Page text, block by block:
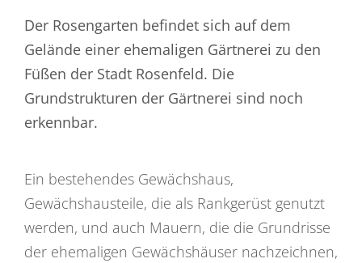
Der Rosengarten befindet sich auf dem
Gelände einer ehemaligen Gärtnerei zu den
Füßen der Stadt Rosenfeld. Die
Grundstrukturen der Gärtnerei sind noch
erkennbar.
Ein bestehendes Gewächshaus,
Gewächshausteile, die als Rankgerüst genutzt
werden, und auch Mauern, die die Grundrisse
der ehemaligen Gewächshäuser nachzeichnen,